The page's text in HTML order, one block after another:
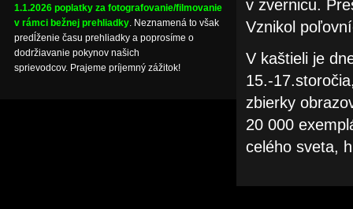
v zvernicu.
Vznikol
V kaštieli je
15.-
zbierky
20 000
celého sveta,
1.1.2026 poplatky za fotografovanie/filmovanie
v rámci bežnej prehliadky. Neznamená to však
predĺženie času prehliadky a poprosíme o
dodržiavanie pokynov našich
sprievodcov. Prajeme príjemný zážitok!